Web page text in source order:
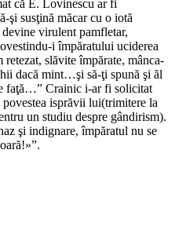
că E. Lovinescu ar fi
şi susţină măcar cu o iotă
virulent pamfletar,
i împăratului uciderea
slăvite împărate, mânca-
dacă mint…şi să-ţi spună şi ăl
faţă…” Crainic i-ar fi solicitat
isprăvii lui(trimitere la
un studiu despre gândirism).
şi indignare, împăratul nu se